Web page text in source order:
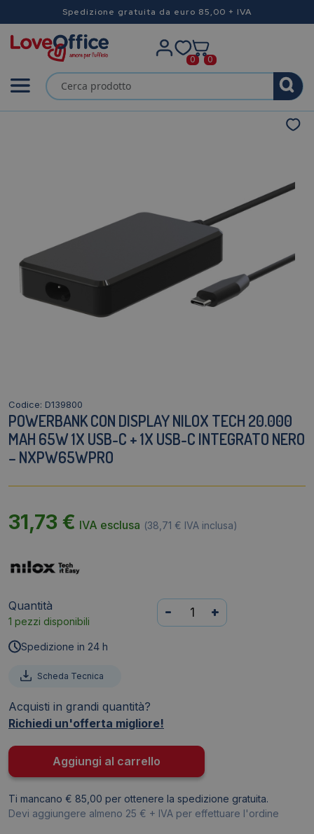
Spedizione gratuita da euro 85,00 + IVA
0 0
Codice: D139800
POWERBANK CON DISPLAY NILOX TECH 20.000
MAH 65W 1X USB-C + 1X USB-C INTEGRATO NERO
– NXPW65WPRO
31,73 € IVA esclusa (38,71 € IVA inclusa)
Quantità
1 pezzi disponibili
Powerbank
con
65W
USB-
C
1x
- +
Spedizione in 24 h
Scheda Tecnica
Acquisti in grandi quantità?
Richiedi un'offerta migliore!
Aggiungi al carrello
Ti mancano € 85,00 per ottenere la spedizione gratuita.
Devi aggiungere almeno 25 € + IVA per effettuare l'ordine